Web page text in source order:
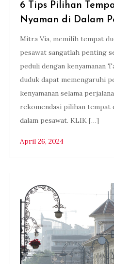
6 Tips Pilihan
Nyaman di Dalam
Mitra Via, memilih tempat
pesawat sangatlah penting
peduli dengan kenyamanan
duduk dapat memengaruhi
kenyamanan selama
rekomendasi pilihan tempat
dalam pesawat. KLIK […]
April 26, 2024